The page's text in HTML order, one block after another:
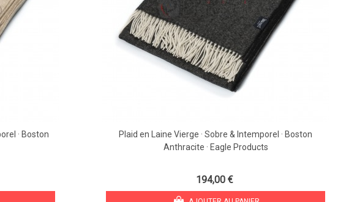
· Boston
Plaid en Laine Vierge · Sobre & Intemporel · Boston
Anthracite · Eagle Products
194,00 €